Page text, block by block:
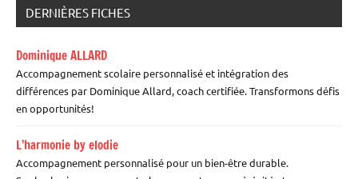
DERNIÈRES FICHES
Dominique ALLARD
Accompagnement scolaire personnalisé et intégration des
différences par Dominique Allard, coach certifiée. Transformons défis
en opportunités!
L’harmonie by elodie
Accompagnement personnalisé pour un bien-être durable.